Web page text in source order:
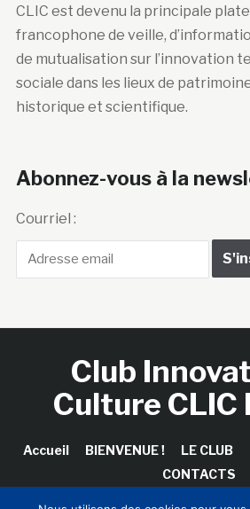
CLIC est devenu la principale
francophone de veille,
de mutualisation sur l’innovation
sociale dans les lieux de
historique et scientifique.
Abonnez-vous à la
Courriel :
Club
Culture CLIC
Accueil BIENVENUE ! LE CLUB
CONTACTS